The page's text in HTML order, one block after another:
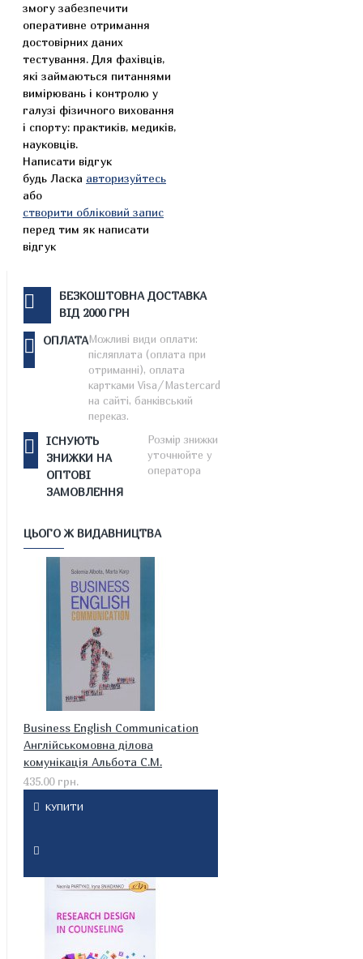
змогу забезпечити
оперативне отримання
достовірних даних
тестування. Для фахівців,
які займаються питаннями
вимірювань і контролю у
галузі фізичного виховання
і спорту: практиків, медиків,
науковців.
Написати відгук
будь Ласка авторизуйтесь
або
створити обліковий запис
перед тим як написати
відгук
БЕЗКОШТОВНА ДОСТАВКА
ВІД 2000 ГРН
ОПЛАТАМожливі види оплати:
післяплата (оплата при
отриманні), оплата
картками Visa/Mastercard
на сайті, банківський
переказ.
ІСНУЮТЬ
ЗНИЖКИ НА
ОПТОВІ
ЗАМОВЛЕННЯ
Розмір знижки
уточнюйте у
оператора
ЦЬОГО Ж ВИДАВНИЦТВА
Business English Communication
Англійськомовна ділова
комунікація Альбота С.М.
435.00 грн.
КУПИТИ